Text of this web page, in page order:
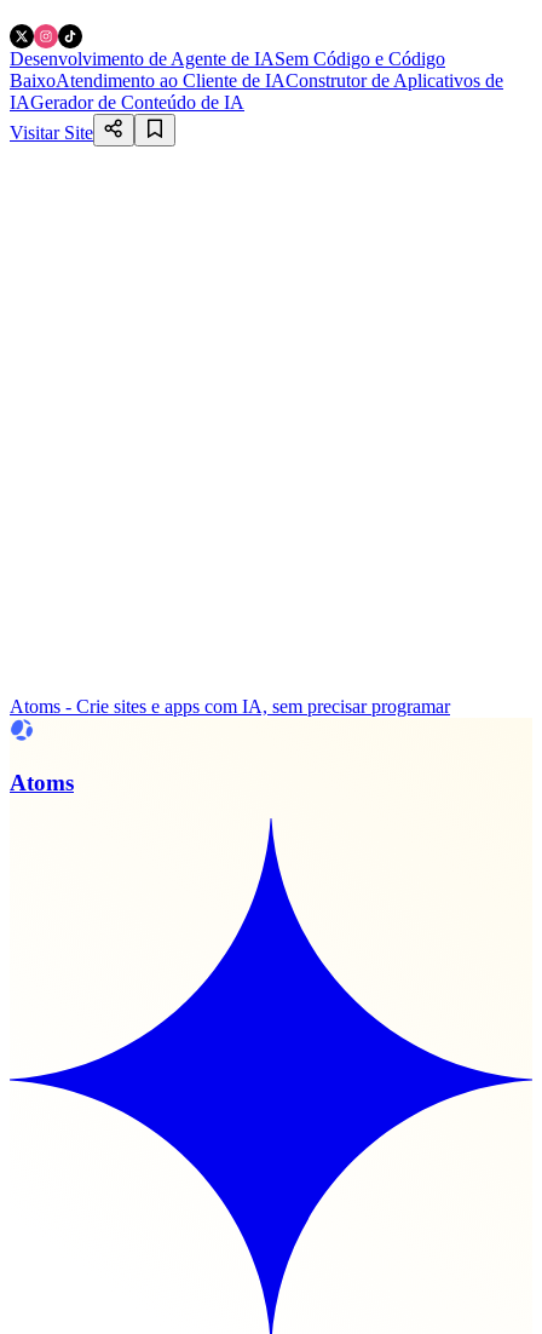
Desenvolvimento de Agente de IASem Código e Código
BaixoAtendimento ao Cliente de IAConstrutor de Aplicativos de
IAGerador de Conteúdo de IA
Visitar Site
Atoms - Crie sites e apps com IA, sem precisar programar
Atoms